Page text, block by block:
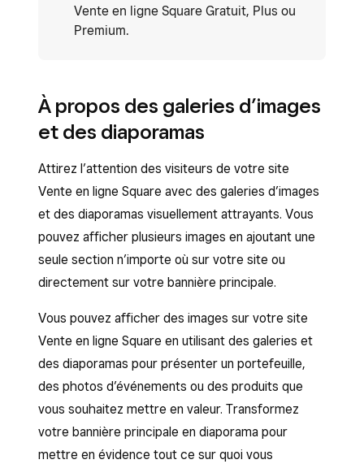
Vente en ligne Square Gratuit, Plus ou
Premium.
À propos des galeries d’images
et des diaporamas
Attirez l’attention des visiteurs de votre site
Vente en ligne Square avec des galeries d’images
et des diaporamas visuellement attrayants. Vous
pouvez afficher plusieurs images en ajoutant une
seule section n’importe où sur votre site ou
directement sur votre bannière principale.
Vous pouvez afficher des images sur votre site
Vente en ligne Square en utilisant des galeries et
des diaporamas pour présenter un portefeuille,
des photos d’événements ou des produits que
vous souhaitez mettre en valeur. Transformez
votre bannière principale en diaporama pour
mettre en évidence tout ce sur quoi vous